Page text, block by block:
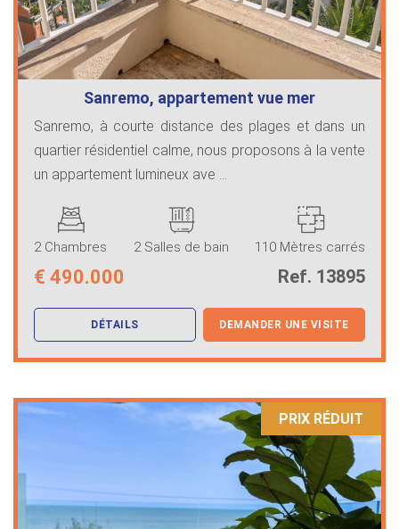
Sanremo, appartement vue mer
Sanremo, à courte distance des plages et dans un
quartier résidentiel calme, nous proposons à la vente
un appartement lumineux ave ...
2 Chambres 2 Salles de bain 110 Mètres carrés
€ 490.000 Ref. 13895
DÉTAILS DEMANDER UNE VISITE
PRIX ​​RÉDUIT